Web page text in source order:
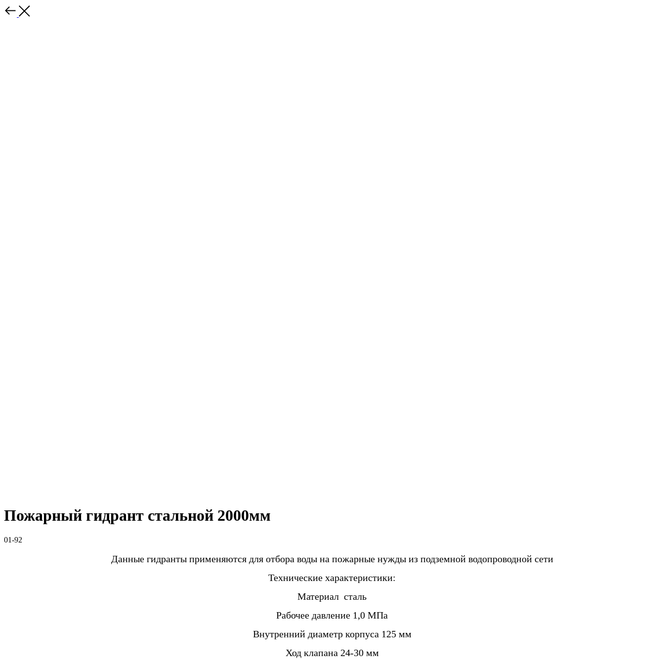
Пожарный гидрант стальной 2000мм
01-92
Данные гидранты применяются для отбора воды на пожарные нужды из подземной водопроводной сети
Технические характеристики:
Материал сталь
Рабочее давление 1,0 МПа
Внутренний диаметр корпуса 125 мм
Ход клапана 24-30 мм